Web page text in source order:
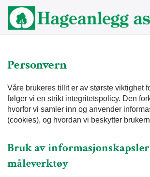
Personvern
Våre brukeres tillit er av største viktighet
følger vi en strikt integritetspolicy. Den
hvorfor vi samler inn og anvender
(cookies), og hvordan vi beskytter
Bruk av informasjonskapsler
måleverktøy